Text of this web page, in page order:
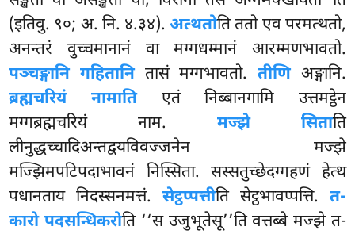
(इतिवु. ९०; अ. नि. ४.३४).अत्थतोति ततो एव परमत्थतो,
अनन्तरं वुच्चमानानं वा मग्गधम्मानं आरम्मणभावतो.
पञ्चङ्गानि गहितानितासं मग्गभावतो.तीणिअङ्गानि.
ब्रह्मचरियं नामातिएतं निब्बानगामि उत्तमट्ठेन
मग्गब्रह्मचरियं नाम. मज्झे सिताति
लीनुद्धच्चादिअन्तद्वयविवज्जनेन मज्झे
मज्झिमपटिपदाभावनं निस्सिता. सस्सतुच्छेदग्गहणं हेत्थ
पधानताय निदस्सनमत्तं. सेट्ठप्पत्तीति सेट्ठभावप्पत्ति. त-
कारो पदसन्धिकरोति ‘‘स उजुभूतेसू’’ति वत्तब्बे मज्झे त-